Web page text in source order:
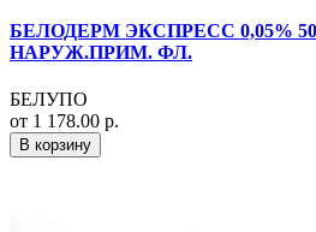
БЕЛОДЕРМ ЭКСПРЕСС 0,05%
НАРУЖ.ПРИМ. ФЛ.
БЕЛУПО
от 1 178.00 р.
В корзину